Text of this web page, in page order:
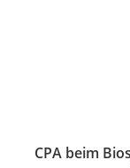
CPA beim